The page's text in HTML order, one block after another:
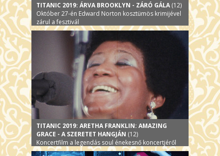
TITANIC 2019: ÁRVA BROOKLYN - ZÁRÓ GÁLA (12)
Október 27-én Edward Norton kosztümös krimijével
zárul a fesztivál
TITANIC 2019: ARETHA FRANKLIN: AMAZING
GRACE - A SZERETET HANGJÁN (12)
Koncertfilm a legendás soul énekesnő koncertjéről